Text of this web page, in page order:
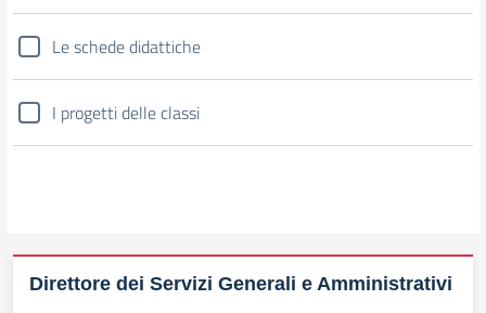
Le schede didattiche
I progetti delle classi
Direttore dei Servizi Generali e Amministrativi